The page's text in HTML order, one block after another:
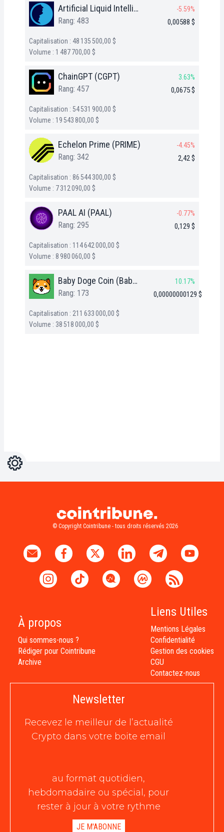
Artificial Liquid Intelligence (ALI)
Rang: 483
-5.59%
0,00588 $
Capitalisation : 48 135 500,00 $
Volume : 1 487 700,00 $
ChainGPT (CGPT)
Rang: 457
3.63%
0,0675 $
Capitalisation : 54 531 900,00 $
Volume : 19 543 800,00 $
Echelon Prime (PRIME)
Rang: 342
-4.45%
2,42 $
Capitalisation : 86 544 300,00 $
Volume : 7 312 090,00 $
PAAL AI (PAAL)
Rang: 295
-0.77%
0,129 $
Capitalisation : 114 642 000,00 $
Volume : 8 980 060,00 $
Baby Doge Coin (BabyDoge)
Rang: 173
10.17%
0,00000000129 $
Capitalisation : 211 633 000,00 $
Volume : 38 518 000,00 $
Réglages
© Copyright Cointribune - tous droits réservés 2026
À propos
Qui sommes-nous ?
Rédiger pour Cointribune
Archive
Liens Utiles
Mentions Légales
Confidentialité
Gestion des cookies
CGU
Contactez-nous
Newsletter
Recevez le meilleur de l’actualité
Crypto dans votre boite email
au format quotidien,
hebdomadaire ou spécial, pour
rester à jour à votre rythme
JE M'ABONNE